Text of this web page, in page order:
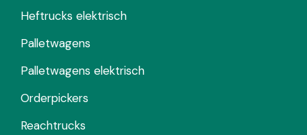
Heftrucks elektrisch
Palletwagens
Palletwagens elektrisch
Orderpickers
Reachtrucks